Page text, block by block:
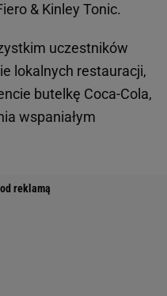
& Kinley Tonic.
uczestników
lokalnych restauracji,
butelkę Coca-Cola,
wspaniałym